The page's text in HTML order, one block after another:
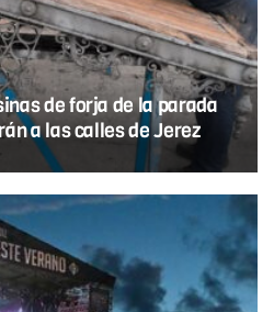
de forja de la parada
a las calles de Jerez